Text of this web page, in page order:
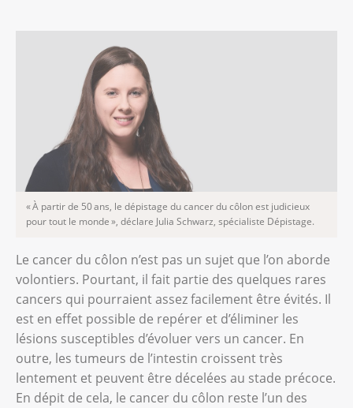
« À partir de 50 ans, le dépistage du cancer du côlon est judicieux
pour tout le monde », déclare Julia Schwarz, spécialiste Dépistage.
Le cancer du côlon n’est pas un sujet que l’on aborde
volontiers. Pourtant, il fait partie des quelques rares
cancers qui pourraient assez facilement être évités. Il
est en effet possible de repérer et d’éliminer les
lésions susceptibles d’évoluer vers un cancer. En
outre, les tumeurs de l’intestin croissent très
lentement et peuvent être décelées au stade précoce.
En dépit de cela, le cancer du côlon reste l’un des